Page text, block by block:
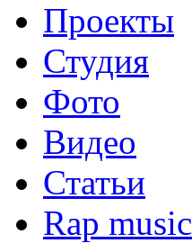
Проекты
Студия
Фото
Видео
Статьи
Rap music